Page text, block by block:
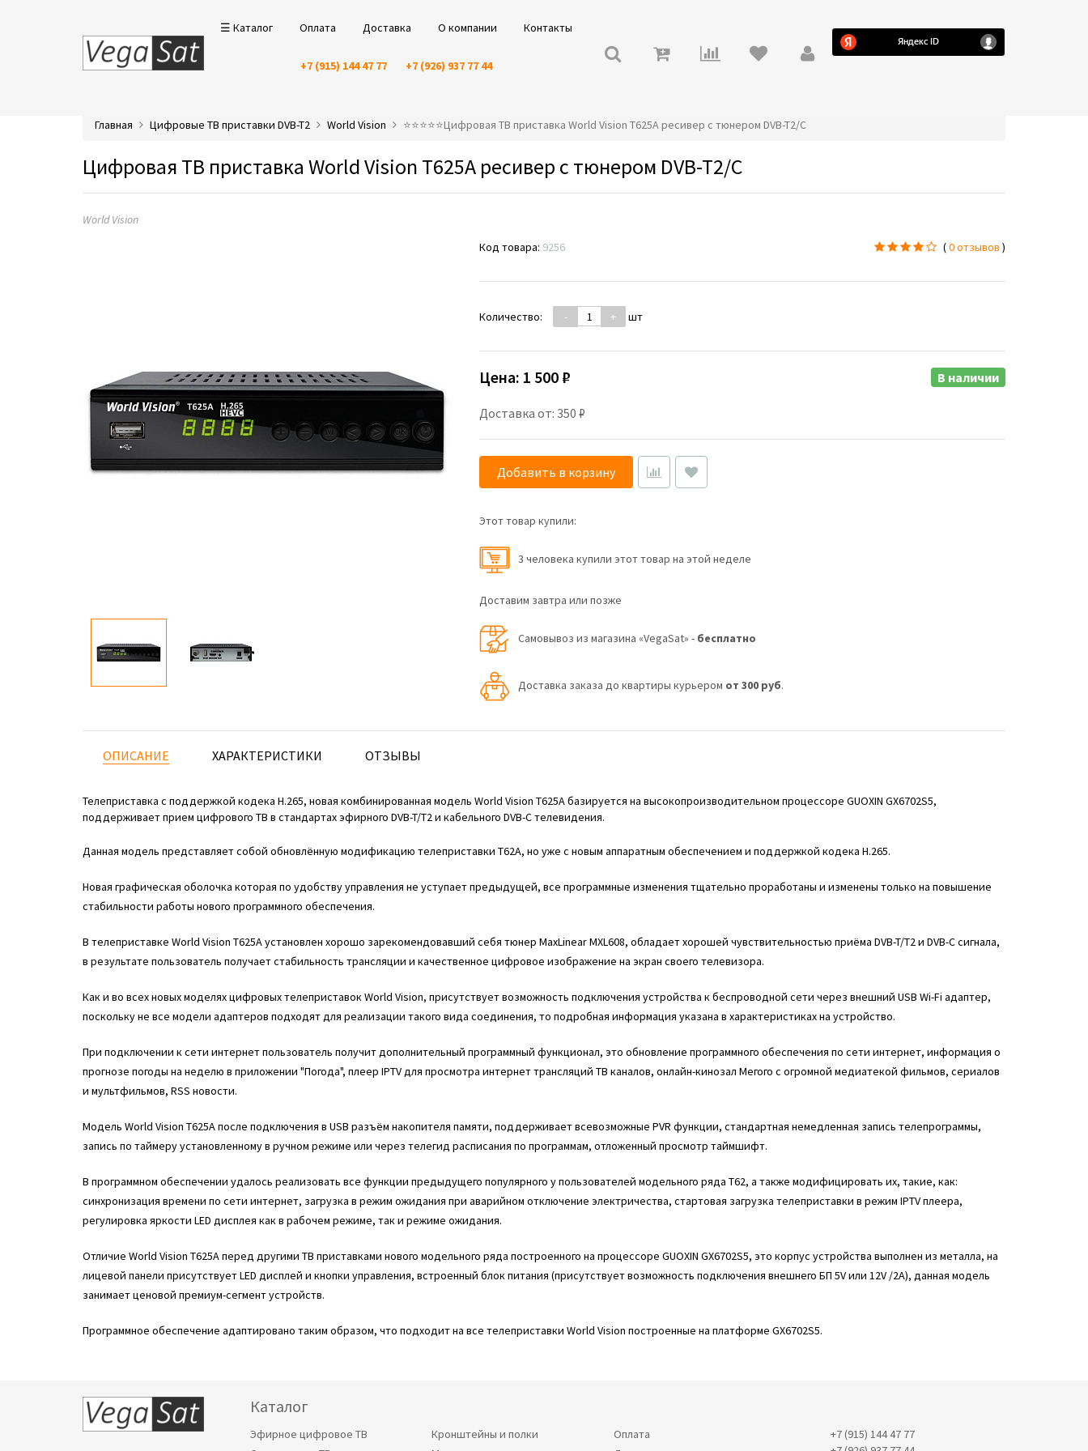
☰ Каталог Оплата Доставка О компании Контакты
+7 (915) 144 47 77 +7 (926) 937 77 44
Главная Цифровые ТВ приставки DVB-T2 World Vision ⭐️⭐️⭐️⭐️⭐️Цифровая ТВ приставка World Vision T625A ресивер с тюнером DVB-T2/C
Цифровая ТВ приставка World Vision T625A ресивер с тюнером DVB-T2/C
World Vision
Код товара: 9256 (0 отзывов )
Количество: - + шт
Цена: 1 500 ₽
Доставка от: 350 ₽
В наличии
Добавить в корзину
Этот товар купили:
3 человекa купили этот товар на этой неделе
Доставим завтра или позже
Самовывоз из магазина «VegaSat» - бесплатно
Доставка заказа до квартиры курьером от 300 руб.
ОПИСАНИЕ ХАРАКТЕРИСТИКИ ОТЗЫВЫ
Телеприставка с поддержкой кодека H.265, новая комбинированная модель World Vision T625A базируется на высокопроизводительном процессоре GUOXIN GX6702S5,
поддерживает прием цифрового ТВ в стандартах эфирного DVB-T/T2 и кабельного DVB-C телевидения.
Данная модель представляет собой обновлённую модификацию телеприставки T62A, но уже с новым аппаратным обеспечением и поддержкой кодека H.265.
Новая графическая оболочка которая по удобству управления не уступает предыдущей, все программные изменения тщательно проработаны и изменены только на повышение
стабильности работы нового программного обеспечения.
В телеприставке World Vision T625A установлен хорошо зарекомендовавший себя тюнер MaxLinear MXL608, обладает хорошей чувствительностью приёма DVB-T/T2 и DVB-C сигнала,
в результате пользователь получает стабильность трансляции и качественное цифровое изображение на экран своего телевизора.
Как и во всех новых моделях цифровых телеприставок World Vision, присутствует возможность подключения устройства к беспроводной сети через внешний USB Wi-Fi адаптер,
поскольку не все модели адаптеров подходят для реализации такого вида соединения, то подробная информация указана в характеристиках на устройство.
При подключении к сети интернет пользователь получит дополнительный программный функционал, это обновление программного обеспечения по сети интернет, информация о
прогнозе погоды на неделю в приложении "Погода", плеер IPTV для просмотра интернет трансляций ТВ каналов, онлайн-кинозал Мегого с огромной медиатекой фильмов, сериалов
и мультфильмов, RSS новости.
Модель World Vision T625A после подключения в USB разъём накопителя памяти, поддерживает всевозможные PVR функции, стандартная немедленная запись телепрограммы,
запись по таймеру установленному в ручном режиме или через телегид расписания по программам, отложенный просмотр таймшифт.
В программном обеспечении удалось реализовать все функции предыдущего популярного у пользователей модельного ряда Т62, а также модифицировать их, такие, как:
синхронизация времени по сети интернет, загрузка в режим ожидания при аварийном отключение электричества, стартовая загрузка телеприставки в режим IPTV плеера,
регулировка яркости LED дисплея как в рабочем режиме, так и режиме ожидания.
Отличие World Vision T625A перед другими ТВ приставками нового модельного ряда построенного на процессоре GUOXIN GX6702S5, это корпус устройства выполнен из металла, на
лицевой панели присутствует LED дисплей и кнопки управления, встроенный блок питания (присутствует возможность подключения внешнего БП 5V или 12V /2A), данная модель
занимает ценовой премиум-сегмент устройств.
Программное обеспечение адаптировано таким образом, что подходит на все телеприставки World Vision построенные на платформе GX6702S5.
Каталог
Эфирное цифровое ТВ
Кронштейны и полки
Оплата
+7 (915) 144 47 77